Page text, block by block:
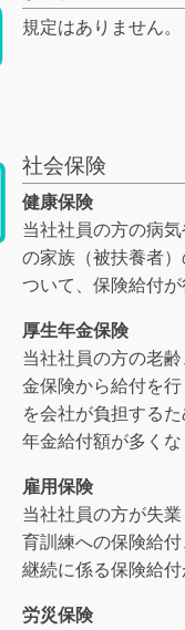
規定はありません。
社会保険
健康保険
当社社員の方の病
の家族（被扶養者
ついて、保険給付が
厚生年金保険
当社社員の方の老
金保険から給付を
を会社が負担する
年金給付額が多くな
雇用保険
当社社員の方が失
育訓練への保険給
継続に係る保険給付
労災保険